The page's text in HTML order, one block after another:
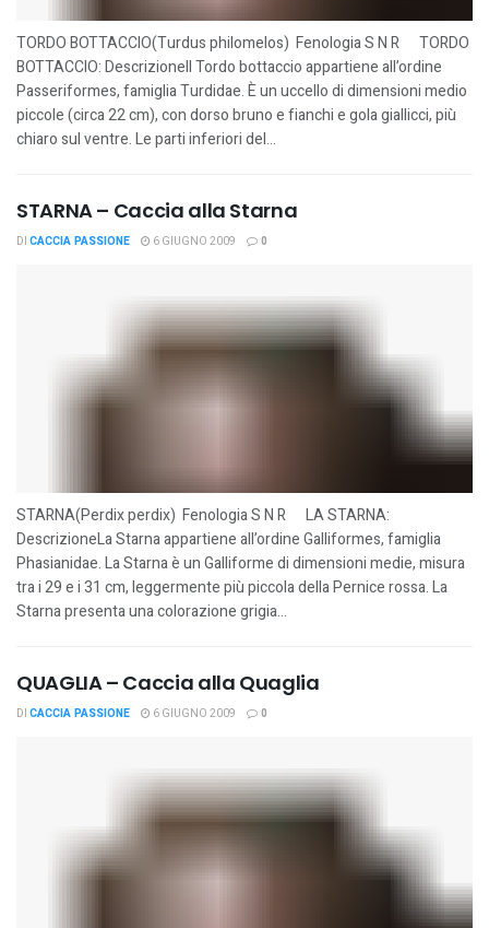
TORDO BOTTACCIO(Turdus philomelos) Fenologia S N R TORDO
BOTTACCIO: DescrizioneIl Tordo bottaccio appartiene all’ordine
Passeriformes, famiglia Turdidae. È un uccello di dimensioni medio
piccole (circa 22 cm), con dorso bruno e fianchi e gola giallicci, più
chiaro sul ventre. Le parti inferiori del...
STARNA – Caccia alla Starna
DI CACCIA PASSIONE 6 GIUGNO 2009 0
STARNA(Perdix perdix) Fenologia S N R LA STARNA:
DescrizioneLa Starna appartiene all’ordine Galliformes, famiglia
Phasianidae. La Starna è un Galliforme di dimensioni medie, misura
tra i 29 e i 31 cm, leggermente più piccola della Pernice rossa. La
Starna presenta una colorazione grigia...
QUAGLIA – Caccia alla Quaglia
DI CACCIA PASSIONE 6 GIUGNO 2009 0